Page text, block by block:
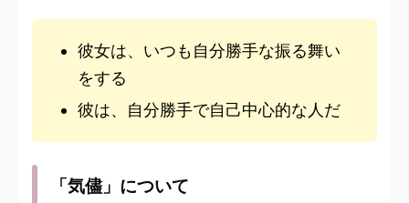
彼女は、いつも自分勝手な振る舞い
をする
彼は、自分勝手で自己中心的な人だ
「気儘」について